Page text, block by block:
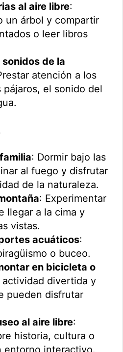
al aire libre:
un árbol y compartir
o leer libros
de la
atención a los
pájaros, el sonido del
: Dormir bajo las
al fuego y disfrutar
de la naturaleza.
: Experimentar
llegar a la cima y
vistas.
acuáticos:
o buceo.
en bicicleta o
actividad divertida y
pueden disfrutar
al aire libre:
historia, cultura o
entorno interactivo.